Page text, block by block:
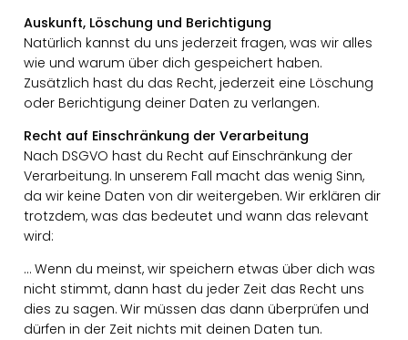
Auskunft, Löschung und Berichtigung
Natürlich kannst du uns jederzeit fragen, was wir alles
wie und warum über dich gespeichert haben.
Zusätzlich hast du das Recht, jederzeit eine Löschung
oder Berichtigung deiner Daten zu verlangen.
Recht auf Einschränkung der Verarbeitung
Nach DSGVO hast du Recht auf Einschränkung der
Verarbeitung. In unserem Fall macht das wenig Sinn,
da wir keine Daten von dir weitergeben. Wir erklären dir
trotzdem, was das bedeutet und wann das relevant
wird:
… Wenn du meinst, wir speichern etwas über dich was
nicht stimmt, dann hast du jeder Zeit das Recht uns
dies zu sagen. Wir müssen das dann überprüfen und
dürfen in der Zeit nichts mit deinen Daten tun.